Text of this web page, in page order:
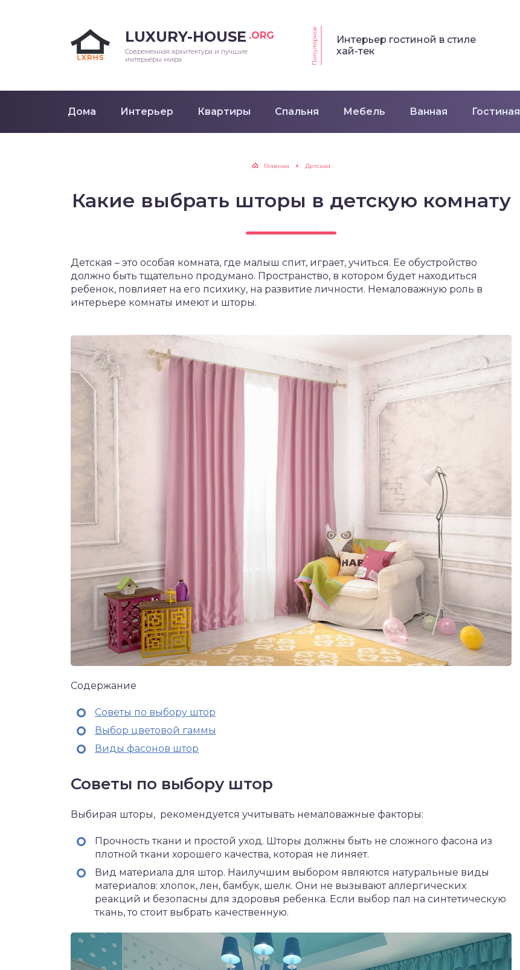
LUXURY-HOUSE .ORG
Современная архитектура и лучшие
интерьеры мира
Популярное
Интерьер гостиной в стиле
хай-тек
Дома Интерьер Квартиры Спальня Мебель Ванная Гостиная
Главная Детская
Какие выбрать шторы в детскую комнату
Детская – это особая комната, где малыш спит, играет, учиться. Ее обустройство
должно быть тщательно продумано. Пространство, в котором будет находиться
ребенок, повлияет на его психику, на развитие личности. Немаловажную роль в
интерьере комнаты имеют и шторы.
Содержание
Советы по выбору штор
Выбор цветовой гаммы
Виды фасонов штор
Советы по выбору штор
Выбирая шторы, рекомендуется учитывать немаловажные факторы:
Прочность ткани и простой уход. Шторы должны быть не сложного фасона из
плотной ткани хорошего качества, которая не линяет.
Вид материала для штор. Наилучшим выбором являются натуральные виды
материалов: хлопок, лен, бамбук, шелк. Они не вызывают аллергических
реакций и безопасны для здоровья ребенка. Если выбор пал на синтетическую
ткань, то стоит выбрать качественную.